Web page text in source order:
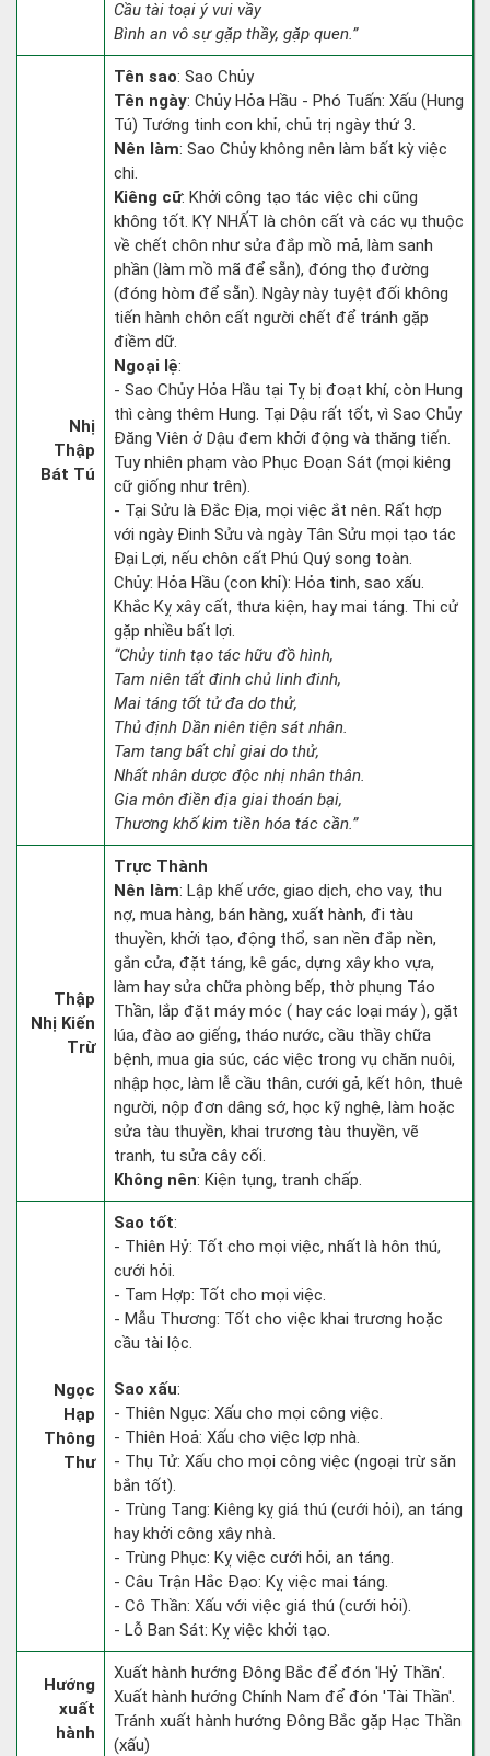
Cầu tài toại ý vui vầy
Bình an vô sự gặp thầy, gặp quen.”
Nhị
Thập
Bát Tú
Tên sao: Sao Chủy
Tên ngày: Chủy Hỏa Hầu - Phó Tuấn: Xấu (Hung
Tú) Tướng tinh con khỉ, chủ trị ngày thứ 3.
Nên làm: Sao Chủy không nên làm bất kỳ việc
chi.
Kiêng cữ: Khởi công tạo tác việc chi cũng
không tốt. KỴ NHẤT là chôn cất và các vụ thuộc
về chết chôn như sửa đắp mồ mả, làm sanh
phần (làm mồ mã để sẵn), đóng thọ đường
(đóng hòm để sẵn). Ngày này tuyệt đối không
tiến hành chôn cất người chết để tránh gặp
điềm dữ.
Ngoại lệ:
- Sao Chủy Hỏa Hầu tại Tỵ bị đoạt khí, còn Hung
thì càng thêm Hung. Tại Dậu rất tốt, vì Sao Chủy
Đăng Viên ở Dậu đem khởi động và thăng tiến.
Tuy nhiên phạm vào Phục Đoạn Sát (mọi kiêng
cữ giống như trên).
- Tại Sửu là Đắc Địa, mọi việc ắt nên. Rất hợp
với ngày Đinh Sửu và ngày Tân Sửu mọi tạo tác
Đại Lợi, nếu chôn cất Phú Quý song toàn.
Chủy: Hỏa Hầu (con khỉ): Hỏa tinh, sao xấu.
Khắc Kỵ xây cất, thưa kiện, hay mai táng. Thi cử
gặp nhiều bất lợi.
“Chủy tinh tạo tác hữu đồ hình,
Tam niên tất đinh chủ linh đinh,
Mai táng tốt tử đa do thử,
Thủ định Dần niên tiện sát nhân.
Tam tang bất chỉ giai do thử,
Nhất nhân dược độc nhị nhân thân.
Gia môn điền địa giai thoán bại,
Thương khố kim tiền hóa tác cần.”
Thập
Nhị Kiến
Trừ
Trực Thành
Nên làm: Lập khế ước, giao dịch, cho vay, thu
nợ, mua hàng, bán hàng, xuất hành, đi tàu
thuyền, khởi tạo, động thổ, san nền đắp nền,
gắn cửa, đặt táng, kê gác, dựng xây kho vựa,
làm hay sửa chữa phòng bếp, thờ phụng Táo
Thần, lắp đặt máy móc ( hay các loại máy ), gặt
lúa, đào ao giếng, tháo nước, cầu thầy chữa
bệnh, mua gia súc, các việc trong vụ chăn nuôi,
nhập học, làm lễ cầu thân, cưới gả, kết hôn, thuê
người, nộp đơn dâng sớ, học kỹ nghệ, làm hoặc
sửa tàu thuyền, khai trương tàu thuyền, vẽ
tranh, tu sửa cây cối.
Không nên: Kiện tụng, tranh chấp.
Ngọc
Hạp
Thông
Thư
Sao tốt:
- Thiên Hỷ: Tốt cho mọi việc, nhất là hôn thú,
cưới hỏi.
- Tam Hợp: Tốt cho mọi việc.
- Mẫu Thương: Tốt cho việc khai trương hoặc
cầu tài lộc.
Sao xấu:
- Thiên Ngục: Xấu cho mọi công việc.
- Thiên Hoả: Xấu cho việc lợp nhà.
- Thụ Tử: Xấu cho mọi công việc (ngoại trừ săn
bắn tốt).
- Trùng Tang: Kiêng kỵ giá thú (cưới hỏi), an táng
hay khởi công xây nhà.
- Trùng Phục: Kỵ việc cưới hỏi, an táng.
- Câu Trận Hắc Đạo: Kỵ việc mai táng.
- Cô Thần: Xấu với việc giá thú (cưới hỏi).
- Lỗ Ban Sát: Kỵ việc khởi tạo.
Hướng
xuất
hành
Xuất hành hướng Đông Bắc để đón 'Hỷ Thần'.
Xuất hành hướng Chính Nam để đón 'Tài Thần'.
Tránh xuất hành hướng Đông Bắc gặp Hạc Thần
(xấu)